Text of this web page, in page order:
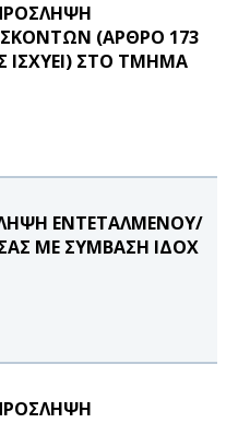
(ΑΡΘΡΟ 173
ΙΣΧΥΕΙ) ΣΤΟ ΤΜΗΜΑ
ΕΝΤΕΤΑΛΜΕΝΟΥ/
ΜΕ ΣΥΜΒΑΣΗ ΙΔΟΧ